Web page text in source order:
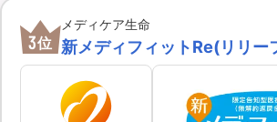
3位
メディケア生命
新メディフィットRe(リリー